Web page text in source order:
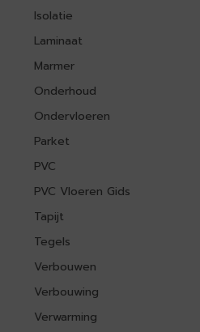
Isolatie
Laminaat
Marmer
Onderhoud
Ondervloeren
Parket
PVC
PVC Vloeren Gids
Tapijt
Tegels
Verbouwen
Verbouwing
Verwarming